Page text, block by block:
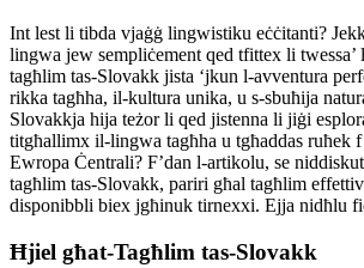
Int lest li tibda vjaġġ lingwistiku eċċitanti?
lingwa jew sempliċement qed tfittex li
tagħlim tas-Slovakk jista ‘jkun l-avventura
rikka tagħha, il-kultura unika, u s-sbuħija
Slovakkja hija teżor li qed jistenna li jiġi
titgħallimx il-lingwa tagħha u tgħaddas ruħek
Ewropa Ċentrali? F’dan l-artikolu, se
tagħlim tas-Slovakk, pariri għal tagħlim
disponibbli biex jgħinuk tirnexxi. Ejja nidħlu
Ħjiel għat-Tagħlim tas-Slovakk